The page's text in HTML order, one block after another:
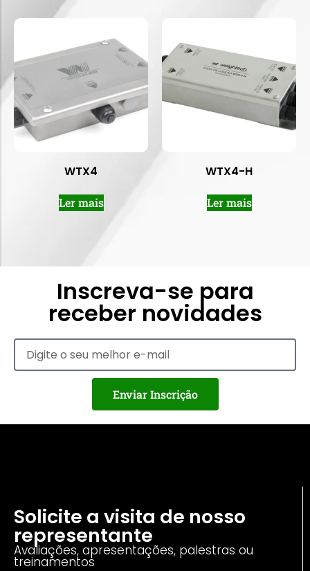
WTX4
Ler mais
WTX4-H
Ler mais
Inscreva-se para
receber novidades
Enviar Inscrição
Solicite a visita de nosso
representante
Avaliações, apresentações, palestras ou
treinamentos